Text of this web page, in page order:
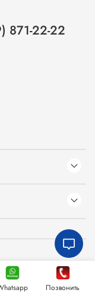
871-22-22
Позвонить